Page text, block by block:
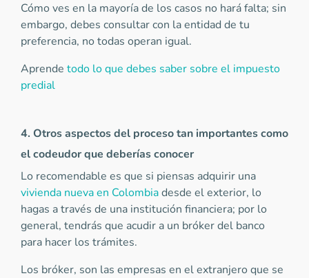
Cómo ves en la mayoría de los casos no hará falta; sin
embargo, debes consultar con la entidad de tu
preferencia, no todas operan igual.
Aprende todo lo que debes saber sobre el impuesto
predial
4. Otros aspectos del proceso tan importantes como
el codeudor que deberías conocer
Lo recomendable es que si piensas adquirir una
vivienda nueva en Colombiadesde el exterior, lo
hagas a través de una institución financiera; por lo
general, tendrás que acudir a un bróker del banco
para hacer los trámites.
Los bróker, son las empresas en el extranjero que se